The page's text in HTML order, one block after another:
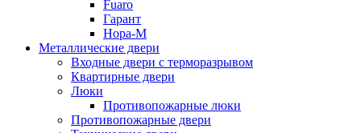
Fuaro
Гарант
Нора-М
Металлические двери
Входные двери с терморазрывом
Квартирные двери
Люки
Противопожарные люки
Противопожарные двери